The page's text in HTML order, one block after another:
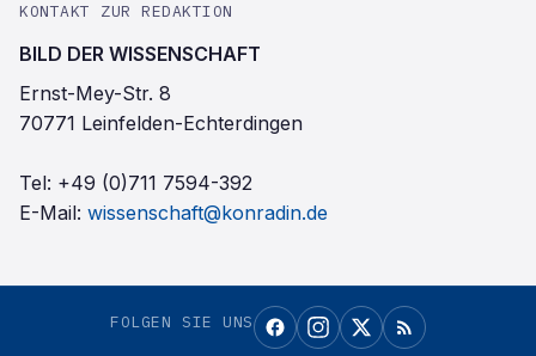
KONTAKT ZUR REDAKTION
BILD DER WISSENSCHAFT
Ernst-Mey-Str. 8
70771 Leinfelden-Echterdingen
Tel: +49 (0)711 7594-392
E-Mail: wissenschaft@konradin.de
FOLGEN SIE UNS